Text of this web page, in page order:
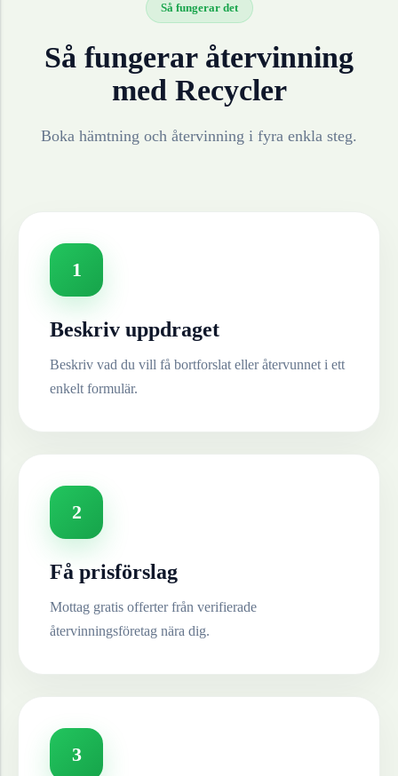
Så fungerar det
Så fungerar återvinning
med Recycler
Boka hämtning och återvinning i fyra enkla steg.
1
Beskriv uppdraget
Beskriv vad du vill få bortforslat eller återvunnet i ett
enkelt formulär.
2
Få prisförslag
Mottag gratis offerter från verifierade
återvinningsföretag nära dig.
3